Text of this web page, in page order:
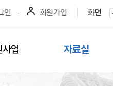
인 회원가입
화면
업 자료실